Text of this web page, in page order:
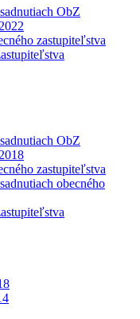
ObZ
zastupiteľstva
ObZ
zastupiteľstva
obecného